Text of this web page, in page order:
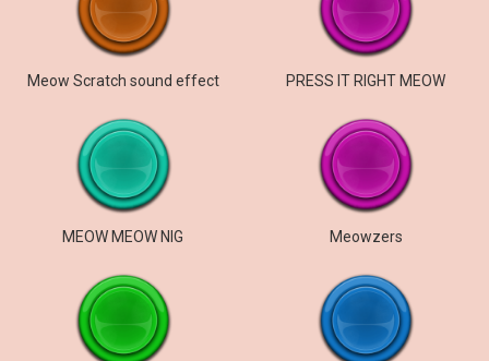
Meow Scratch sound effect PRESS IT RIGHT MEOW
MEOW MEOW NIG Meowzers